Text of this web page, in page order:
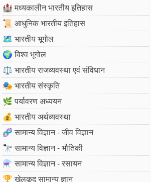
🏰 मध्यकालीन भारतीय इतिहास
📜 आधुनिक भारतीय इतिहास
🗺️ भारतीय भूगोल
🌍 विश्व भूगोल
⚖️ भारतीय राजव्यवस्था एवं संविधान
🎭 भारतीय संस्कृति
🌿 पर्यावरण अध्ययन
💰 भारतीय अर्थव्यवस्था
🧬 सामान्य विज्ञान - जीव विज्ञान
🔭 सामान्य विज्ञान - भौतिकी
⚗️ सामान्य विज्ञान - रसायन
🏆 खेलकूद सामान्य ज्ञान